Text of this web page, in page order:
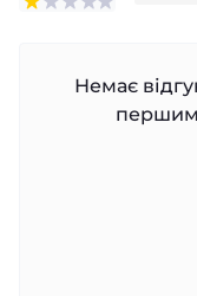
Немає
першим,